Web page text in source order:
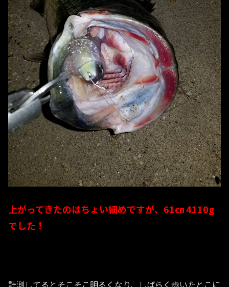
上がってきたのはちょい細めですが、61㎝ 4110g
でした！
計測してるとそこそこ明るくなり、しばらく歩いたとこに